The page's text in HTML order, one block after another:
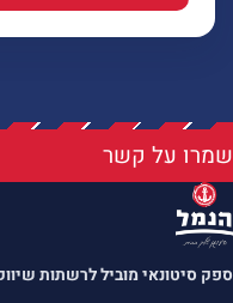
שמרו על קשר
ספק סיטונאי מוביל לרשתות שיווק